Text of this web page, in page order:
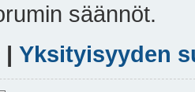
säännöt.
| Yksityisyyden